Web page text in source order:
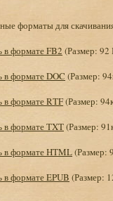
форматы для
в формате FB2 (Размер: 92
в формате DOC (Размер:
в формате RTF(Размер:
в формате TXT(Размер:
в формате HTML(Размер:
в формате EPUB (Размер: